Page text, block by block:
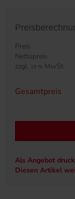
Preis
Nettopreis
zzgl. 19 % MwSt
Gesamtpreis
Als Angebot
Diesen Artikel